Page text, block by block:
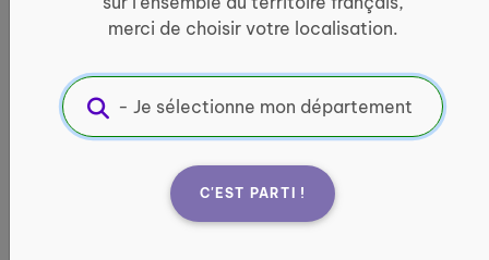
merci de choisir votre localisation.
C'EST PARTI !
France services de Niort -
Quartier Nord
INFORMATIQUE ET ACCÈS AUX DROITS
Informations pratiques :